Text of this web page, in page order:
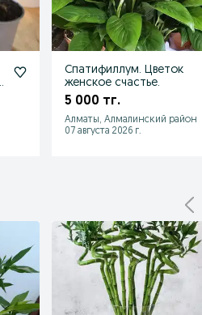
Спатифиллум. Цветок
женское счастье.
5 000 тг.
Алматы, Алмалинский район
07 августа 2026 г.